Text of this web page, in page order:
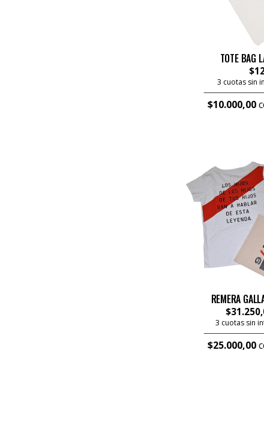
TOTE BAG
3 cuotas sin
$10.000,00
REMERA
3 cuotas sin
$25.000,00